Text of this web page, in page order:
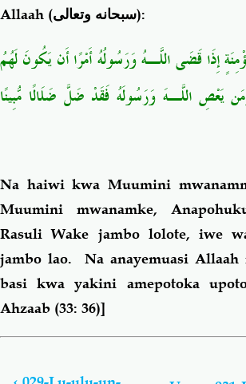
Allaah (سبحانه وتعالى):
إِذَا قَضَى اللَّـهُ وَرَسُولُهُ أَمْرًا أَن يَكُونَ لَهُمُ
يَعْصِ اللَّـهَ وَرَسُولَهُ فَقَدْ ضَلَّ ضَلَالًا مُّبِينًا
Na haiwi kwa Muumini
Muumini mwanamke,
Rasuli Wake jambo lolote, iwe
jambo lao. Na anayemuasi Allaah
basi kwa yakini amepotoka
Ahzaab (33: 36)]